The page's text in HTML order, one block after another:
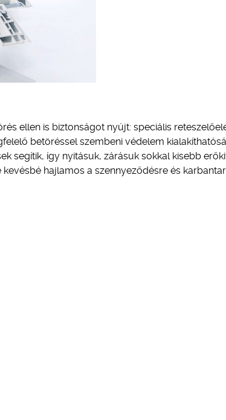
ellen is biztonságot nyújt: speciális
betöréssel szembeni védelem
segítik, így nyitásuk, zárásuk sokkal kisebb
hajlamos a szennyeződésre és